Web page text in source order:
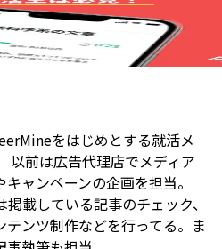
をはじめとする就活メ
以前は広告代理店でメディア
ャンペーンの企画を担当。
掲載している記事のチェック、
ンツ制作などを行ってる。ま